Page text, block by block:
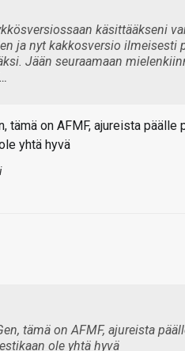
käsittääkseni
ja nyt kakkosversio ilmeisesti
Jään seuraamaan
tämä on AFMF, ajureista
yhtä hyvä
tämä on AFMF, ajureista
ole yhtä hyvä